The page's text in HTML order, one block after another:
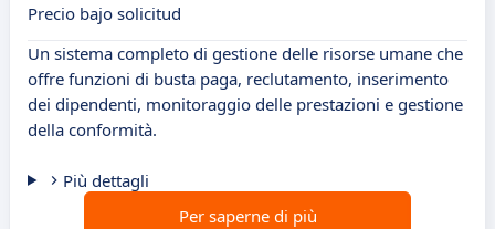
Precio bajo solicitud
Un sistema completo di gestione delle risorse umane che
offre funzioni di busta paga, reclutamento, inserimento
dei dipendenti, monitoraggio delle prestazioni e gestione
della conformità.
Più dettagli
Per saperne di più